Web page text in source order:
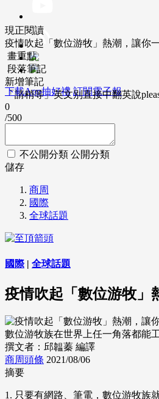
下載App抽好禮 訂閱電子報
現正閱讀
疫情吹起「數位游牧」熱潮，讓你
畫重點
段落筆記
新增筆記
「請稍等」英文別直接中翻英說
0
/500
不公開分類 公開分類
儲存
商周
國際
全球話題
國際| 全球話題
疫情吹起「數位游牧」
數位游牧族在世界上任一角落都能
撰文者：邱韞蓁 編譯
商周頭條 2021/08/06
摘要
1. 只要有網路、筆電，數位游牧族